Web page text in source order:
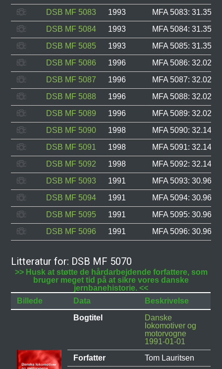
DSB MF 5083
1993
MFA 5083:
DSB MF 5084
1993
MFA 5084:
DSB MF 5085
1993
MFA 5085:
DSB MF 5086
1996
MFA 5086:
DSB MF 5087
1996
MFA 5087:
DSB MF 5088
1996
MFA 5088:
DSB MF 5089
1996
MFA 5089:
DSB MF 5090
1998
MFA 5090:
DSB MF 5091
1998
MFA 5091:
DSB MF 5092
1998
MFA 5092:
DSB MF 5093
1991
MFA 5093:
DSB MF 5094
1991
MFA 5094:
DSB MF 5095
1991
MFA 5095:
DSB MF 5096
1991 MFA 5096:
Litteratur for: DSB MF 5070
>> Husk at støtte de hårdarbejdende forfattere, som
bruger meget tid på at sikre vores danske
jernbanehistorie. <<
Billede
Data
Beskrivelse
Bogtitel
Danske
lokomotiver og
motorvogne
1991-01-01
Forfatter
Tom Lauritsen